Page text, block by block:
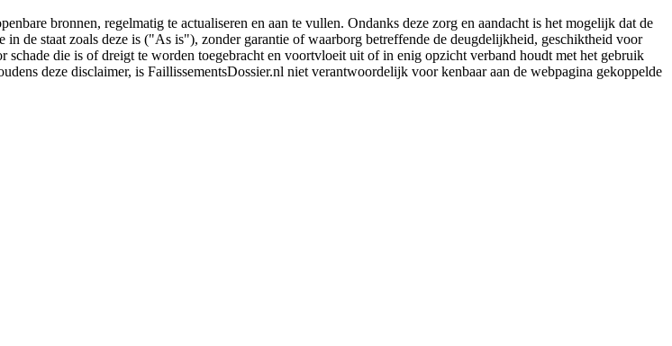
bronnen, regelmatig te actualiseren en aan te vullen. Ondanks deze zorg en aandacht is het mogelijk dat de
de staat zoals deze is ("As is"), zonder garantie of waarborg betreffende de deugdelijkheid, geschiktheid voor
schade die is of dreigt te worden toegebracht en voortvloeit uit of in enig opzicht verband houdt met het gebruik
deze disclaimer, is FaillissementsDossier.nl niet verantwoordelijk voor kenbaar aan de webpagina gekoppelde